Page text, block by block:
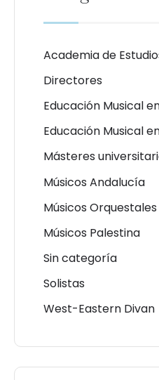
Academia de
Directores
Educación Musical
Educación Musical
Másteres
Músicos Andalucía
Músicos Orquestales
Músicos Palestina
Sin categoría
Solistas
West-Eastern Divan